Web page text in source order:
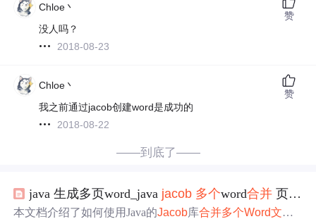
Chloe丶
没人吗？
2018-08-23
赞
Chloe丶
我之前通过jacob创建word是成功的
2018-08-22
赞
——到底了——
java 生成多页word_java jacob 多个word合并 页眉页脚怎么生成？？？汗血宝马
本文档介绍了如何使用Java的Jacob库合并多个Word文档